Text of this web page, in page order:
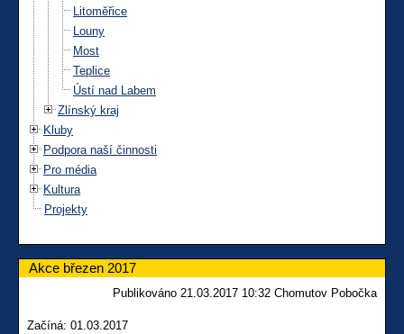
Litoměřice
Louny
Most
Teplice
Ústí nad Labem
Zlínský kraj
Kluby
Podpora naší činnosti
Pro média
Kultura
Projekty
Akce březen 2017
Publikováno 21.03.2017 10:32 Chomutov Pobočka
Začíná: 01.03.2017